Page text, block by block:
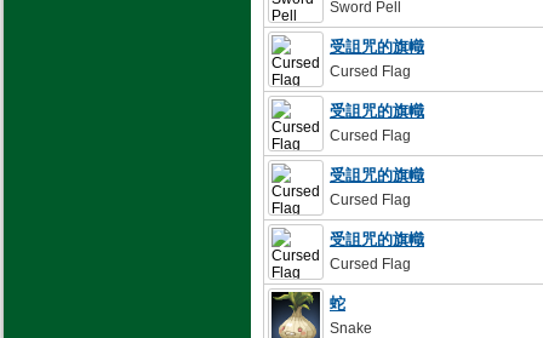
Sword Pell
受詛咒的旗幟
Cursed Flag
受詛咒的旗幟
Cursed Flag
受詛咒的旗幟
Cursed Flag
受詛咒的旗幟
Cursed Flag
蛇
Snake